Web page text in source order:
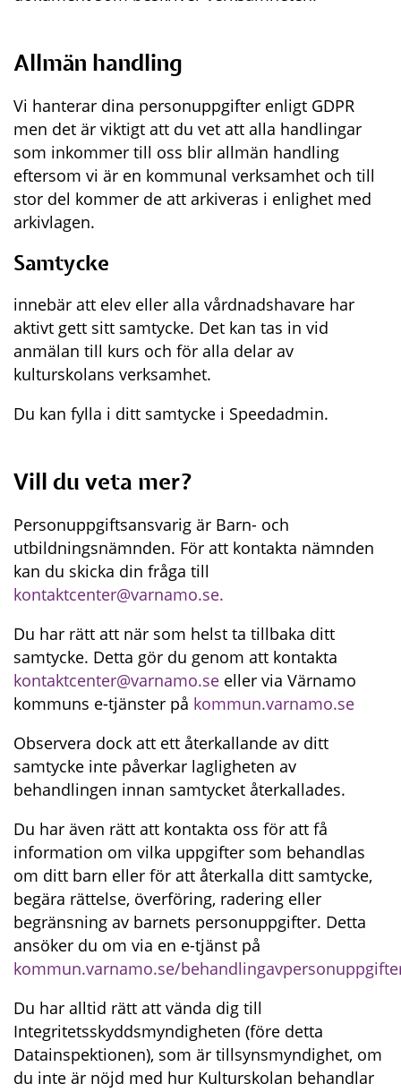
Allmän handling
Vi hanterar dina personuppgifter enligt GDPR
men det är viktigt att du vet att alla handlingar
som inkommer till oss blir allmän handling
eftersom vi är en kommunal verksamhet och till
stor del kommer de att arkiveras i enlighet med
arkivlagen.
Samtycke
innebär att elev eller alla vårdnadshavare har
aktivt gett sitt samtycke. Det kan tas in vid
anmälan till kurs och för alla delar av
kulturskolans verksamhet.
Du kan fylla i ditt samtycke i Speedadmin.
Vill du veta mer?
Personuppgiftsansvarig är Barn- och
utbildningsnämnden. För att kontakta nämnden
kontaktcenter@varnamo.se.
Du har rätt att när som helst ta tillbaka ditt
kontaktcenter@varnamo.se eller via Värnamo
kommuns e-tjänster på kommun.varnamo.se
Observera dock att ett återkallande av ditt
samtycke inte påverkar lagligheten av
behandlingen innan samtycket återkallades.
Du har även rätt att kontakta oss för att få
information om vilka uppgifter som behandlas
om ditt barn eller för att återkalla ditt samtycke,
begära rättelse, överföring, radering eller
begränsning av barnets personuppgifter. Detta
kommun.varnamo.se/
Du har alltid rätt att vända dig till
Integritetsskyddsmyndigheten (före detta
Datainspektionen), som är tillsynsmyndighet, om
du inte är nöjd med hur Kulturskolan behandlar